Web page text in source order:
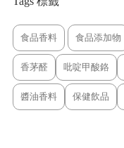
食品香料 食品添加物
香茅醛 吡啶甲酸鉻
醬油香料 保健飲品